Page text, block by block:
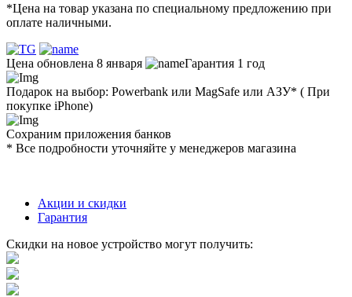
*Цена на товар указана по специальному предложению при
оплате наличными.
Цена обновлена 8 января Гарантия 1 год
Подарок на выбор: Powerbank или MagSafe или AЗУ* ( При
покупке iPhone)
Сохраним приложения банков
* Все подробности уточняйте у менеджеров магазина
Акции и скидки
Гарантия
Скидки на новое устройство могут получить: